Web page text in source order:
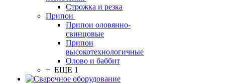
Строжка и резка
Припои
Припои оловянно-
свинцовые
Припои
высокотехнологичные
Олово и баббит
+ ЕЩЕ 1